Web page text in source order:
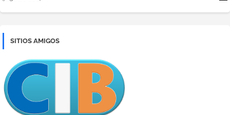
SITIOS AMIGOS